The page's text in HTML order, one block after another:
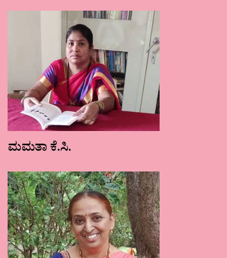
ಮಮತಾ ಕೆ.ಸಿ.